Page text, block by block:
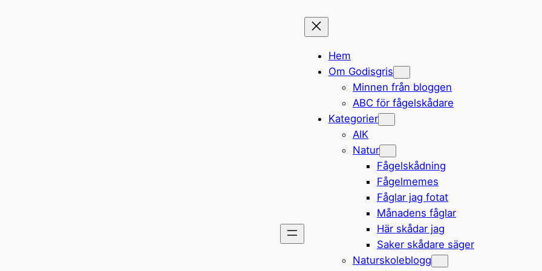
Hem
Om Godisgris
Minnen från bloggen
ABC för fågelskådare
Kategorier
AIK
Natur
Fågelskådning
Fågelmemes
Fåglar jag fotat
Månadens fåglar
Här skådar jag
Saker skådare säger
Naturskoleblogg